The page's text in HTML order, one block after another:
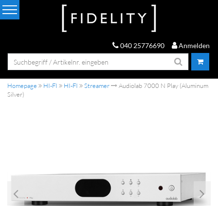
040 25776690 Anmelden
Homepage HI-FI HI-FI Streamer
Audiolab 7000 N Play (Aluminum
Silver)